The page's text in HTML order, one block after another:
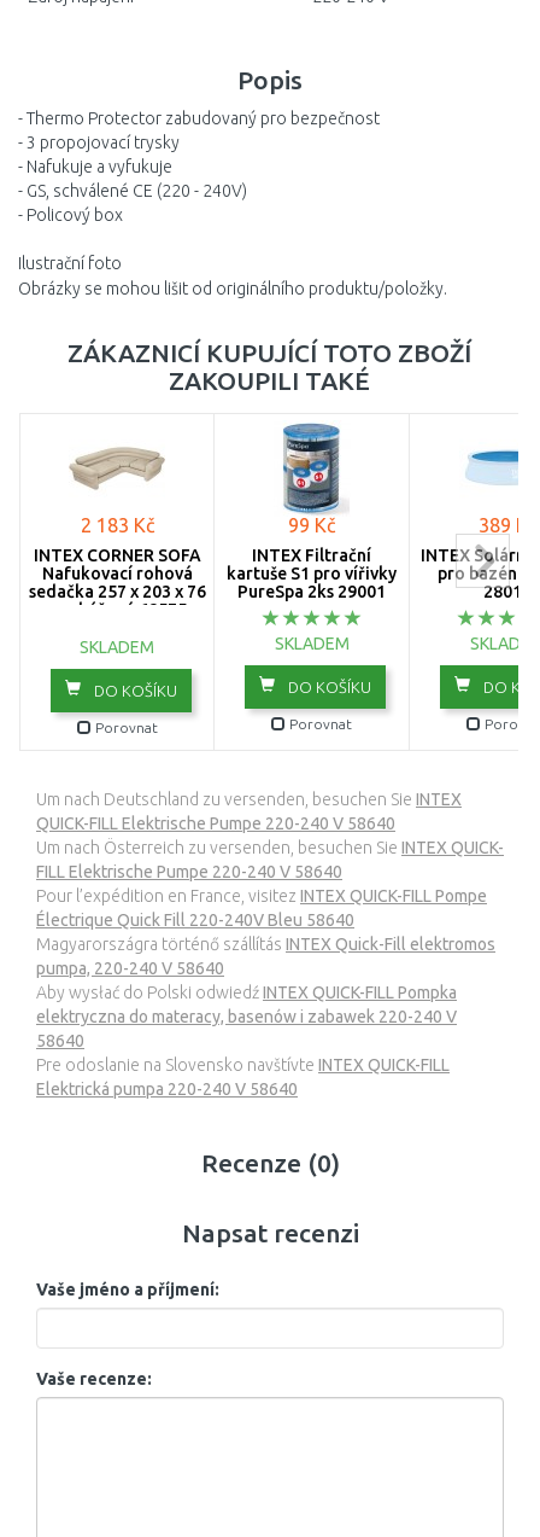
Popis
- Thermo Protector zabudovaný pro bezpečnost
- 3 propojovací trysky
- Nafukuje a vyfukuje
- GS, schválené CE (220 - 240V)
- Policový box
Ilustrační foto
Obrázky se mohou lišit od originálního produktu/položky.
ZÁKAZNICÍ KUPUJÍCÍ TOTO ZBOŽÍ
ZAKOUPILI TAKÉ
2 183 Kč
INTEX CORNER SOFA
Nafukovací rohová
sedačka 257 x 203 x 76
cm, béžová 68575
SKLADEM
DO KOŠÍKU
Porovnat
99 Kč
INTEX Filtrační
kartuše S1 pro vířivky
PureSpa 2ks 29001
SKLADEM
DO KOŠÍKU
Porovnat
389 Kč
INTEX Solární
pro bazén
28012
DO
Um nach Deutschland zu versenden, besuchen Sie INTEX
QUICK-FILL Elektrische Pumpe 220-240 V 58640
Um nach Österreich zu versenden, besuchen Sie INTEX QUICK-
FILL Elektrische Pumpe 220-240 V 58640
Pour l’expédition en France, visitez INTEX QUICK-FILL Pompe
Électrique Quick Fill 220-240V Bleu 58640
Magyarországra történő szállítás INTEX Quick-Fill elektromos
pumpa, 220-240 V 58640
Aby wysłać do Polski odwiedźINTEX QUICK-FILL Pompka
elektryczna do materacy, basenów i zabawek 220-240 V
58640
Pre odoslanie na Slovensko navštívte INTEX QUICK-FILL
Elektrická pumpa 220-240 V 58640
Recenze (0)
Napsat recenzi
Vaše jméno a příjmení:
Vaše recenze: